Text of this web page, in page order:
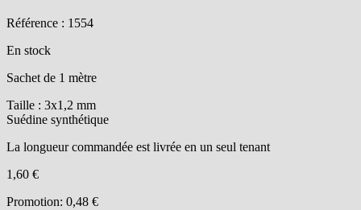
Référence : 1554
En stock
Sachet de 1 mètre
Taille : 3x1,2 mm
Suédine synthétique
La longueur commandée est livrée en un seul tenant
1,60 €
Promotion: 0,48 €